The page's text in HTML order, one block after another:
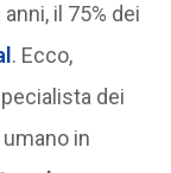
il 75% dei
. Ecco,
dei
in